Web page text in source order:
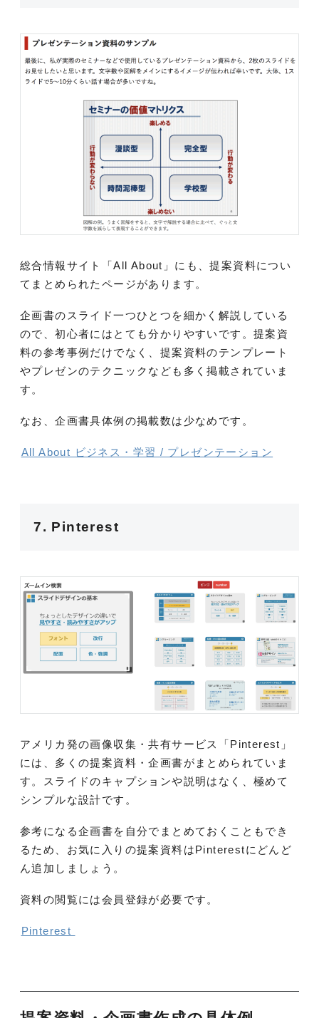
総合情報サイト「All About」にも、提案資料につい
てまとめられたページがあります。
企画書のスライド一つひとつを細かく解説している
ので、初心者にはとても分かりやすいです。提案資
料の参考事例だけでなく、提案資料のテンプレート
やプレゼンのテクニックなども多く掲載されていま
す。
なお、企画書具体例の掲載数は少なめです。
All About ビジネス・学習 / プレゼンテーション
7. Pinterest
アメリカ発の画像収集・共有サービス「Pinterest」
には、多くの提案資料・企画書がまとめられていま
す。スライドのキャプションや説明はなく、極めて
シンプルな設計です。
参考になる企画書を自分でまとめておくこともでき
るため、お気に入りの提案資料はPinterestにどんど
ん追加しましょう。
資料の閲覧には会員登録が必要です。
Pinterest